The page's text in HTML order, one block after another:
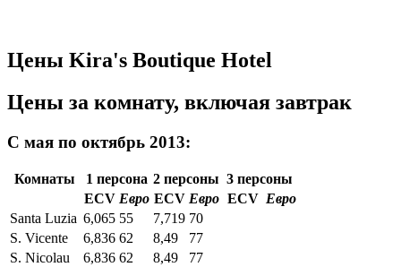
Цены Kira's Boutique Hotel
Цены за комнату, включая завтрак
С мая по октябрь 2013:
Комнаты 1 персона 2 персоны 3 персоны
ECV Евро ECV Евро ECV Евро
Santa Luzia 6,065 55 7,719 70
S. Vicente
6,836 62 8,49
77
S. Nicolau
6,836 62 8,49
77